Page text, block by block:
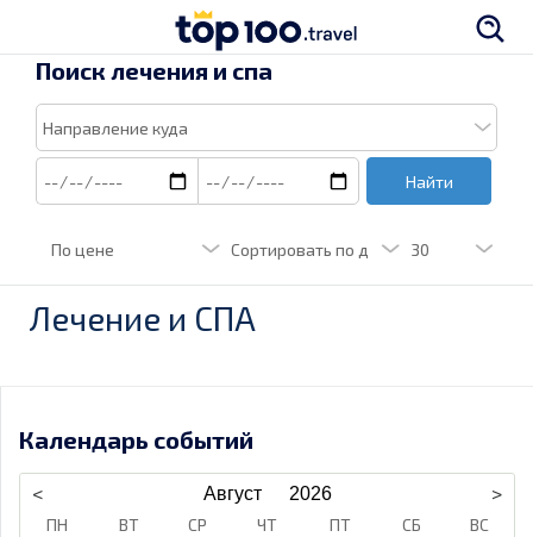
Поиск лечения и спа
Найти
Лечение и СПА
Календарь событий
ПН ВТ СР ЧТ ПТ СБ
ВС